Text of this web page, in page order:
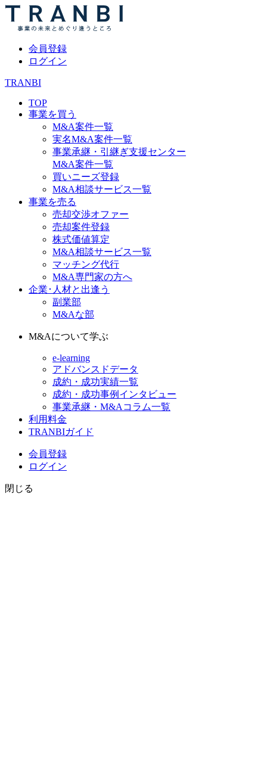
会員登録
ログイン
TRANBI
TOP
事業を買う
M&A案件一覧
実名M&A案件一覧
事業承継・引継ぎ支援センター
M&A案件一覧
買いニーズ登録
M&A相談サービス一覧
事業を売る
売却交渉オファー
売却案件登録
株式価値算定
M&A相談サービス一覧
マッチング代行
M&A専門家の方へ
企業･人材と出逢う
副業部
M&Aな部
M&Aについて学ぶ
e-learning
アドバンスドデータ
成約・成功実績一覧
成約・成功事例インタビュー
事業承継・M&Aコラム一覧
利用料金
TRANBIガイド
会員登録
ログイン
閉じる